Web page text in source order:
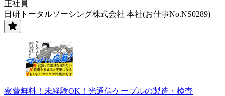
正社員
日研トータルソーシング株式会社 本社(お仕事No.NS0289)
寮費無料！未経験OK！光通信ケーブルの製造・検査